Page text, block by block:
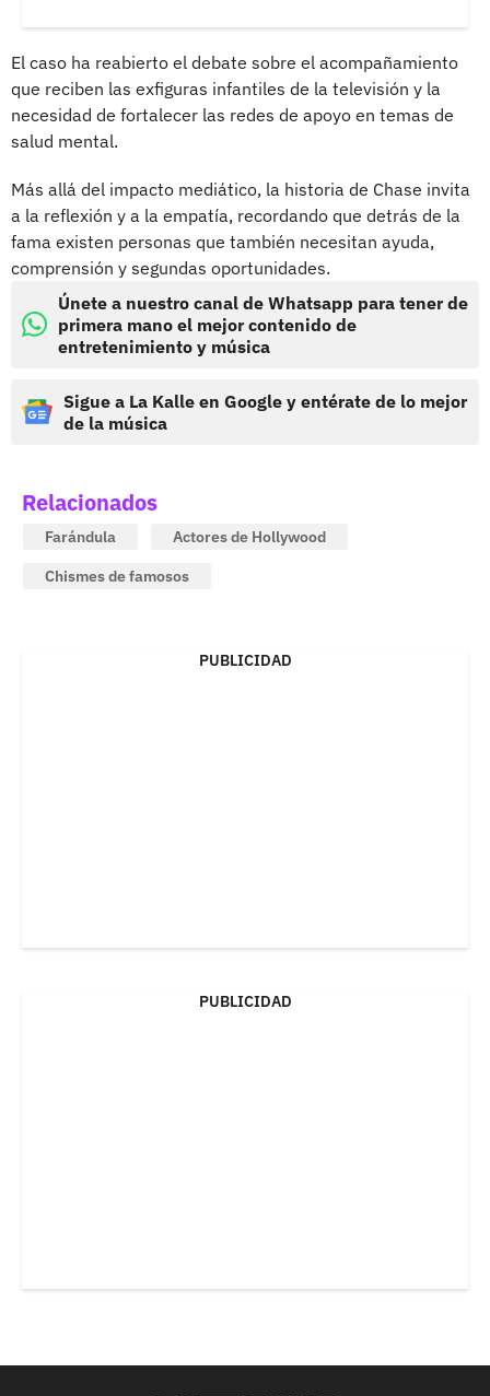
El caso ha reabierto el debate sobre el acompañamiento
que reciben las exfiguras infantiles de la televisión y la
necesidad de fortalecer las redes de apoyo en temas de
salud mental.
Más allá del impacto mediático, la historia de Chase invita
a la reflexión y a la empatía, recordando que detrás de la
fama existen personas que también necesitan ayuda,
comprensión y segundas oportunidades.
Únete a nuestro canal de Whatsapp para tener de
primera mano el mejor contenido de
entretenimiento y música
Sigue a La Kalle en Google y entérate de lo mejor
de la música
Relacionados
Farándula
Actores de Hollywood
Chismes de famosos
PUBLICIDAD
PUBLICIDAD